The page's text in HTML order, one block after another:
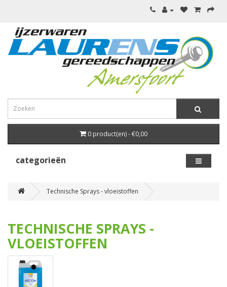
0 product(en) - €0,00
categorieën
Technische Sprays - vloeistoffen
TECHNISCHE SPRAYS -
VLOEISTOFFEN